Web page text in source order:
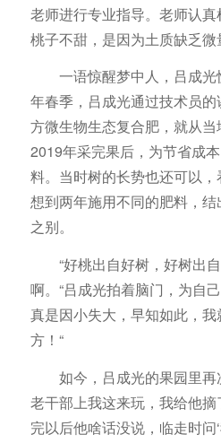
老师进行专业指导。老师认真
桃子不甜，是因为土质缺乏微
一语惊醒梦中人，吕成
年春季，吕成光通过技术员
方微生物生态复合肥，就从当
2019年采完果后，为节省成
料。当时树的长势也还可以
想到两年施用不同的肥料，
之别。
“好桃出自好树，好树出
啊。“吕成光拍着脑门，为自
真是因小失大，早知如此，
方！“
如今，吕成光的果园里
老干部上我这来玩，我给他
完以后他啥话没说，临走时问